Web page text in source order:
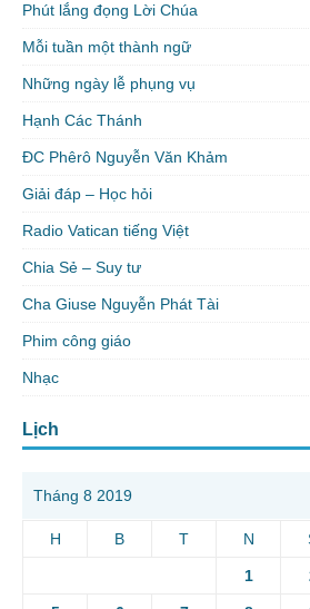
Phút lắng đọng Lời Chúa
Mỗi tuần một thành ngữ
Những ngày lễ phụng vụ
Hạnh Các Thánh
ĐC Phêrô Nguyễn Văn Khảm
Giải đáp – Học hỏi
Radio Vatican tiếng Việt
Chia Sẻ – Suy tư
Cha Giuse Nguyễn Phát Tài
Phim công giáo
Nhạc
Lịch
Tháng 8 2019
H B T N
1